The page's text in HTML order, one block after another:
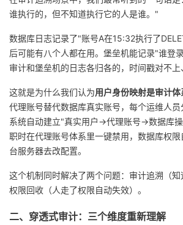
谁执行的，但不知道执行它的人是谁。"
数据库日志记录了"账号A在15:32执行了
后可能有八个人都在用。堡垒机能记录"谁登
审计和堡垒机的日志各归各的，时间戳对不上
这就是为什么我们认为用户身份映射是审计
代理账号替代数据库真实账号，每个运维人员
系统自动建立"真实用户→代理账号→数据库
职时在代理账号体系里一键禁用，数据库权
台服务器去改配置。
这个机制同时解决了两个问题：审计追溯（
权限回收（人走了权限自动失效）。
二、穿透式审计：三个维度重新理解